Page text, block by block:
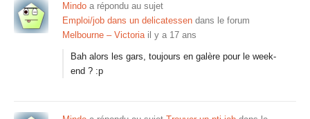
Mindo a répondu au sujet
Emploi/job dans un delicatessen dans le forum
Melbourne – Victoria il y a 17 ans
Bah alors les gars, toujours en galère pour le week-
end ? :p